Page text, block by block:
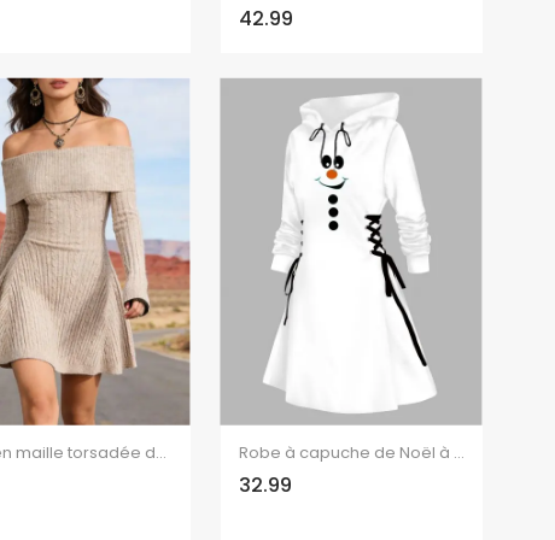
42.99
Robe en maille torsadée de couleur unie, mini-robe à manches longues et épaules dénudées Robe à capuche de Noël à imprimé géométrique bonhomme de neige Robe à capuche à lacets
32.99